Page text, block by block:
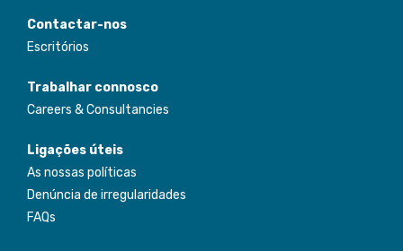
Contactar-nos
Escritórios
Trabalhar connosco
Careers & Consultancies
Ligações úteis
As nossas políticas
Denúncia de irregularidades
FAQs